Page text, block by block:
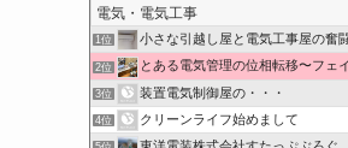
1位 小さな引越し屋と電気工事屋の奮
2位 とある電気管理の位相転移〜フェ
3位 装置電気制御屋の・・・
4位 クリーンライフ始めまして